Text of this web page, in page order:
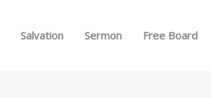
Salvation Sermon Free Board